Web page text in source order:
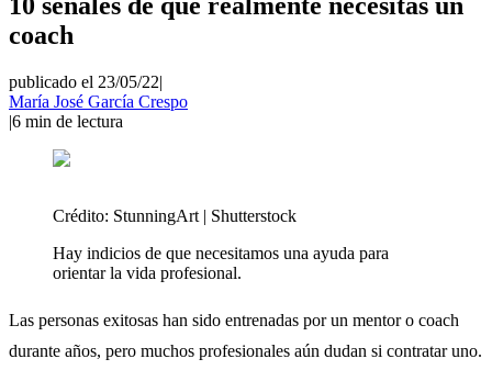
coach
publicado el 23/05/22|
María José García Crespo
|6 min de lectura
Crédito: StunningArt | Shutterstock
Hay indicios de que necesitamos una ayuda para
orientar la vida profesional.
Las personas exitosas han sido entrenadas por un mentor o coach
durante años, pero muchos profesionales aún dudan si contratar uno.